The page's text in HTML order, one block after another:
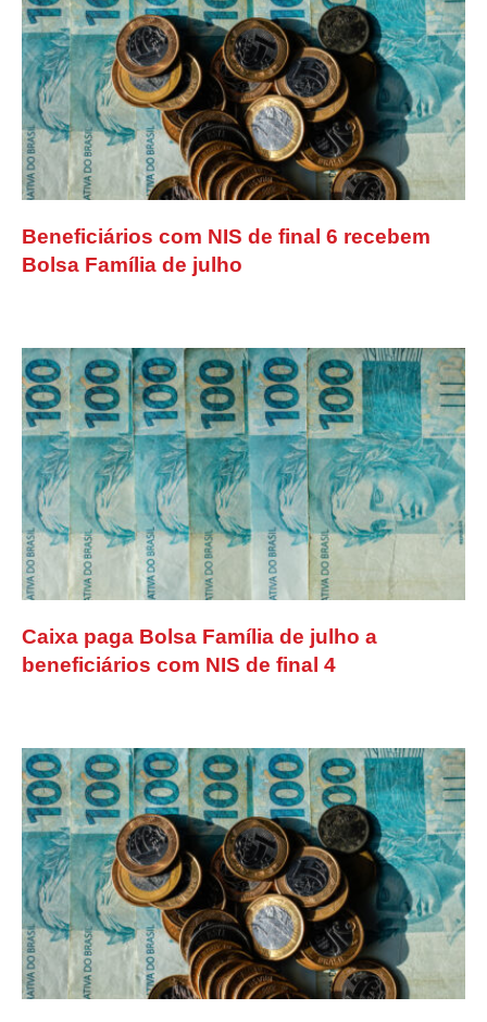
Beneficiários com NIS de final 6 recebem
Bolsa Família de julho
Caixa paga Bolsa Família de julho a
beneficiários com NIS de final 4